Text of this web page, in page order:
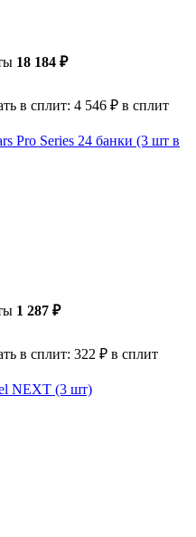
18 184 ₽
в сплит: 4 546 ₽ в сплит
Pro Series 24 банки (3 шт в
1 287 ₽
в сплит: 322 ₽ в сплит
NEXT (3 шт)